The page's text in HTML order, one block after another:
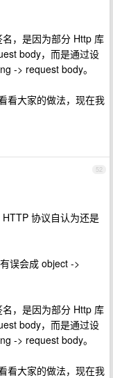
，是因为部分 Http 库
body，而是通过设
-> request body。
看大家的做法，现在我
52
协议自认为还是
误会成 object ->
，是因为部分 Http 库
body，而是通过设
-> request body。
看大家的做法，现在我